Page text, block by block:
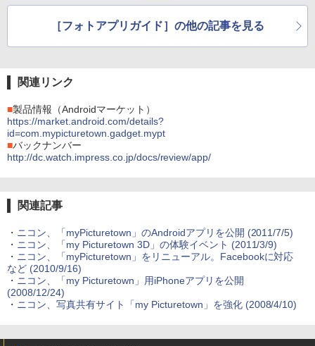
［フォトアプリガイド］の他の記事を見る
関連リンク
■製品情報（Androidマーケット）
https://market.android.com/details?
id=com.mypicturetown.gadget.mypt
■バックナンバー
http://dc.watch.impress.co.jp/docs/review/app/
関連記事
・ ニコン、「myPicturetown」のAndroidアプリを公開 (2011/7/5)
・ ニコン、「my Picturetown 3D」の体験イベント (2011/3/9)
・ ニコン、「myPicturetown」をリニューアル。Facebookに対応
など (2010/9/16)
・ ニコン、「my Picturetown」用iPhoneアプリを公開
(2008/12/24)
・ ニコン、写真共有サイト「my Picturetown」を強化 (2008/4/10)